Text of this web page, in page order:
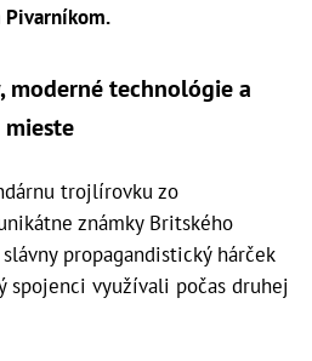
Pivarníkom.
technológie a
trojlírovku zo
známky Britského
propagandistický hárček
spojenci využívali počas druhej